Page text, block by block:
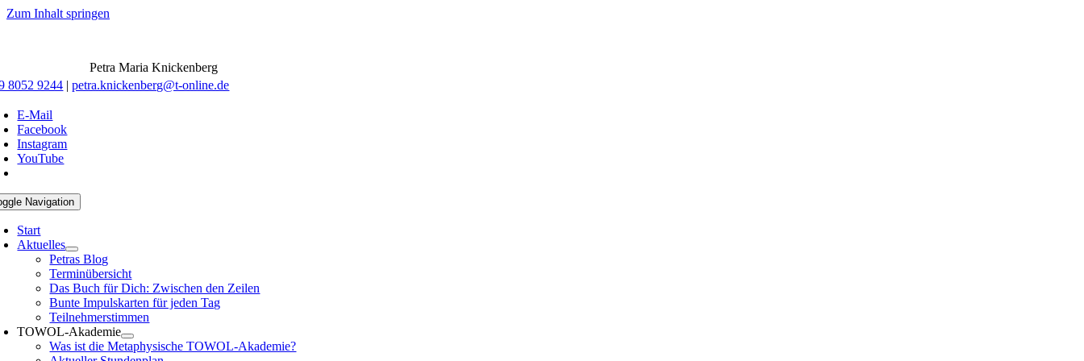
Zum Inhalt springen
Petra Maria Knickenberg
8052 9244 |petra.knickenberg@t-online.de
E-Mail
Facebook
Instagram
YouTube
Navigation
Start
Aktuelles
Petras Blog
Terminübersicht
Das Buch für Dich: Zwischen den Zeilen
Bunte Impulskarten für jeden Tag
Teilnehmerstimmen
TOWOL-Akademie
Was ist die Metaphysische TOWOL-Akademie?